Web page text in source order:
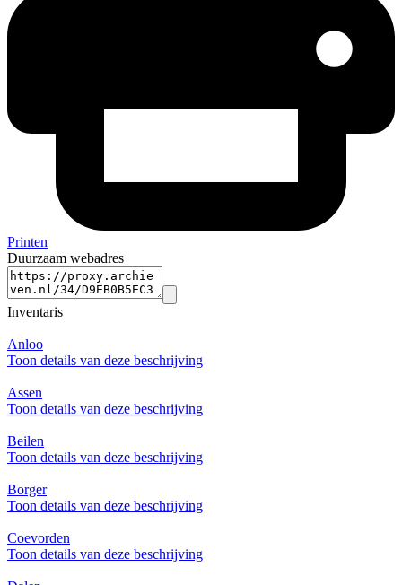
Printen
Duurzaam webadres
Inventaris
Anloo
Toon details van deze beschrijving
Assen
Toon details van deze beschrijving
Beilen
Toon details van deze beschrijving
Borger
Toon details van deze beschrijving
Coevorden
Toon details van deze beschrijving